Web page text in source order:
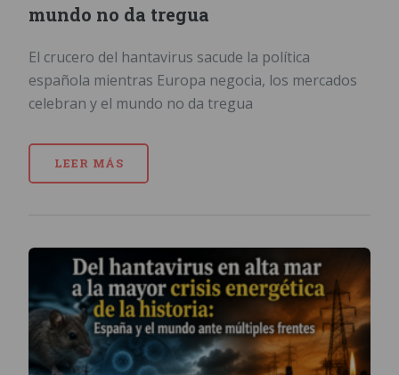
mundo no da tregua
El crucero del hantavirus sacude la política
española mientras Europa negocia, los mercados
celebran y el mundo no da tregua
LEER MÁS